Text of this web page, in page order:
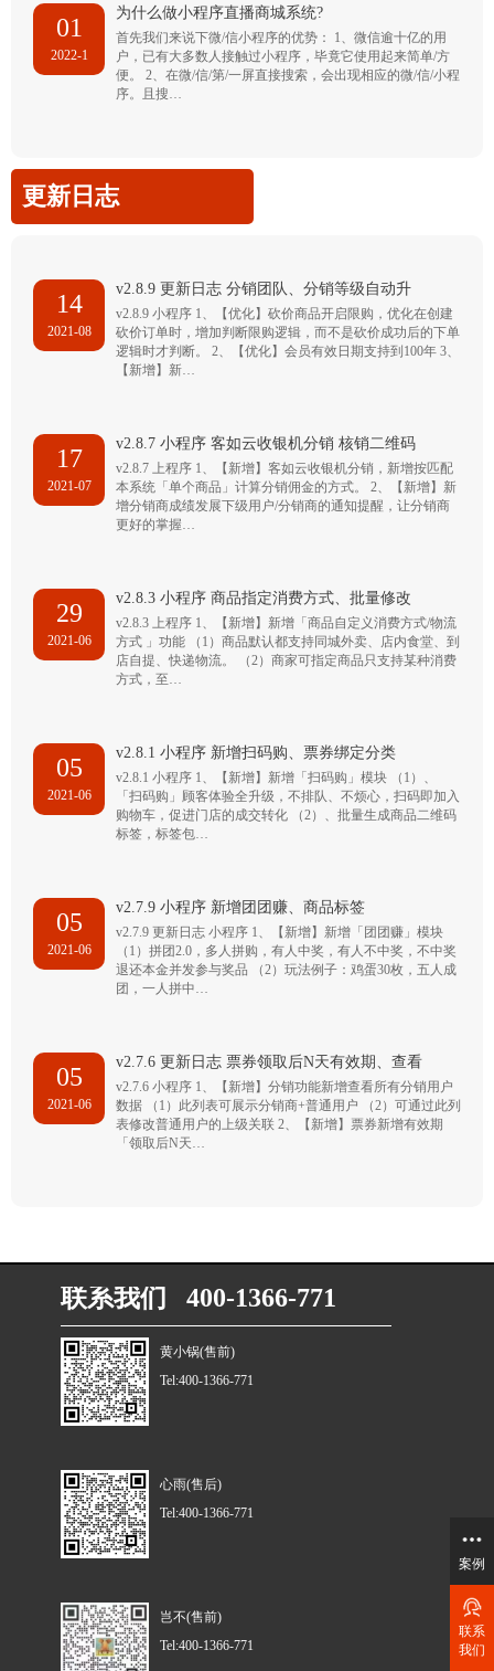
01
2022-1
为什么做小程序直播商城系统?
首先我们来说下微/信小程序的优势： 1、微信逾十亿的用
户，已有大多数人接触过小程序，毕竟它使用起来简单/方
便。 2、在微/信/第/一屏直接搜索，会出现相应的微/信/小程
序。且搜…
更新日志
14
2021-08
v2.8.9 更新日志 分销团队、分销等级自动升
v2.8.9 小程序 1、【优化】砍价商品开启限购，优化在创建
砍价订单时，增加判断限购逻辑，而不是砍价成功后的下单
逻辑时才判断。 2、【优化】会员有效日期支持到100年 3、
【新增】新…
17
2021-07
v2.8.7 小程序 客如云收银机分销 核销二维码
v2.8.7 上程序 1、【新增】客如云收银机分销，新增按匹配
本系统「单个商品」计算分销佣金的方式。 2、【新增】新
增分销商成绩发展下级用户/分销商的通知提醒，让分销商
更好的掌握…
29
2021-06
v2.8.3 小程序 商品指定消费方式、批量修改
v2.8.3 上程序 1、【新增】新增「商品自定义消费方式/物流
方式 」功能 （1）商品默认都支持同城外卖、店内食堂、到
店自提、快递物流。 （2）商家可指定商品只支持某种消费
方式，至…
05
2021-06
v2.8.1 小程序 新增扫码购、票券绑定分类
v2.8.1 小程序 1、【新增】新增「扫码购」模块 （1）、
「扫码购」顾客体验全升级，不排队、不烦心，扫码即加入
购物车，促进门店的成交转化 （2）、批量生成商品二维码
标签，标签包…
05
2021-06
v2.7.9 小程序 新增团团赚、商品标签
v2.7.9 更新日志 小程序 1、【新增】新增「团团赚」模块
（1）拼团2.0，多人拼购，有人中奖，有人不中奖，不中奖
退还本金并发参与奖品 （2）玩法例子：鸡蛋30枚，五人成
团，一人拼中…
05
2021-06
v2.7.6 更新日志 票券领取后N天有效期、查看
v2.7.6 小程序 1、【新增】分销功能新增查看所有分销用户
数据 （1）此列表可展示分销商+普通用户 （2）可通过此列
表修改普通用户的上级关联 2、【新增】票券新增有效期
「领取后N天…
联系我们 400-1366-771
黄小锅(售前)
Tel:400-1366-771
心雨(售后)
Tel:400-1366-771
岂不(售前)
Tel:400-1366-771
案例
联系
我们